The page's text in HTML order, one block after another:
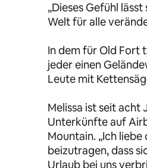
„Dieses Gefühl
Welt für alle
In dem für Old Fort
jeder einen
Leute mit
Melissa ist seit
Unterkünfte auf
Mountain. „Ich
beizutragen, dass
Urlaub bei uns